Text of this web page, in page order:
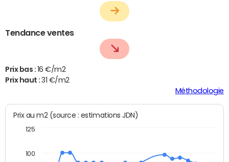
Tendance ventes
Prix bas : 16 €/m2
Prix haut :31 €/m2
Méthodologie
Prix au m2 (source : estimations JDN)
100
125